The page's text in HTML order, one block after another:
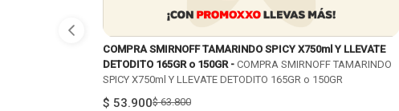
COMPRA SMIRNOFF TAMARINDO SPICY X750ml Y LLEVATE
DETODITO 165GR o 150GR - COMPRA SMIRNOFF TAMARINDO
SPICY X750ml Y LLEVATE DETODITO 165GR o 150GR
$ 53.900$63.800